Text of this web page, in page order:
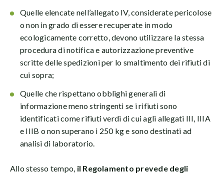
Quelle elencate nell’allegato IV, considerate pericolose
o non in grado di essere recuperate in modo
ecologicamente corretto, devono utilizzare la stessa
procedura di notifica e autorizzazione preventive
scritte delle spedizioni per lo smaltimento dei rifiuti di
cui sopra;
Quelle che rispettano obblighi generali di
informazione meno stringenti se i rifiuti sono
identificati come rifiuti verdi di cui agli allegati III, IIIA
e IIIB o non superano i 250 kg e sono destinati ad
analisi di laboratorio.
Allo stesso tempo, il Regolamento prevede degli